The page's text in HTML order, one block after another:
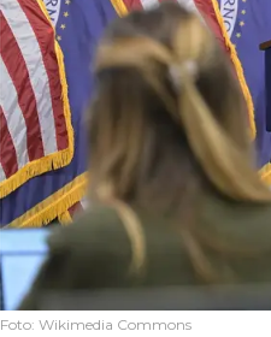
Foto: Wikimedia Commons